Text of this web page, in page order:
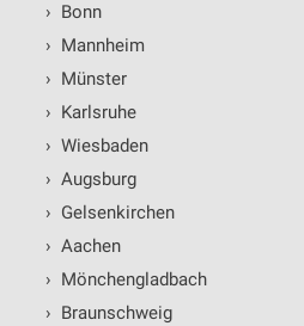
› Bonn
› Mannheim
› Münster
› Karlsruhe
› Wiesbaden
› Augsburg
› Gelsenkirchen
› Aachen
› Mönchengladbach
› Braunschweig